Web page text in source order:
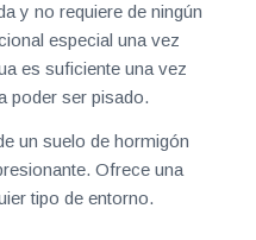
y no requiere de ningún
especial una vez
es suficiente una vez
poder ser pisado.
un suelo de hormigón
Ofrece una
tipo de entorno.